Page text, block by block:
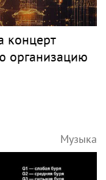
концерт
организацию
Музыка